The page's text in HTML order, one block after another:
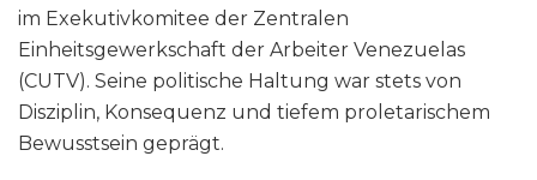
im Exekutivkomitee der Zentralen
Einheitsgewerkschaft der Arbeiter Venezuelas
(CUTV). Seine politische Haltung war stets von
Disziplin, Konsequenz und tiefem proletarischem
Bewusstsein geprägt.